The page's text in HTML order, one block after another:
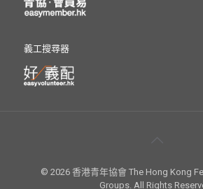
義工搜尋器
© 2026 香港青年協會 The Hong Kong
Groups. All Rights